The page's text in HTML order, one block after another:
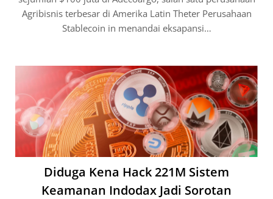
Agribisnis terbesar di Amerika Latin Theter Perusahaan
Stablecoin in menandai eksapansi…
Diduga Kena Hack 221M Sistem
Keamanan Indodax Jadi Sorotan